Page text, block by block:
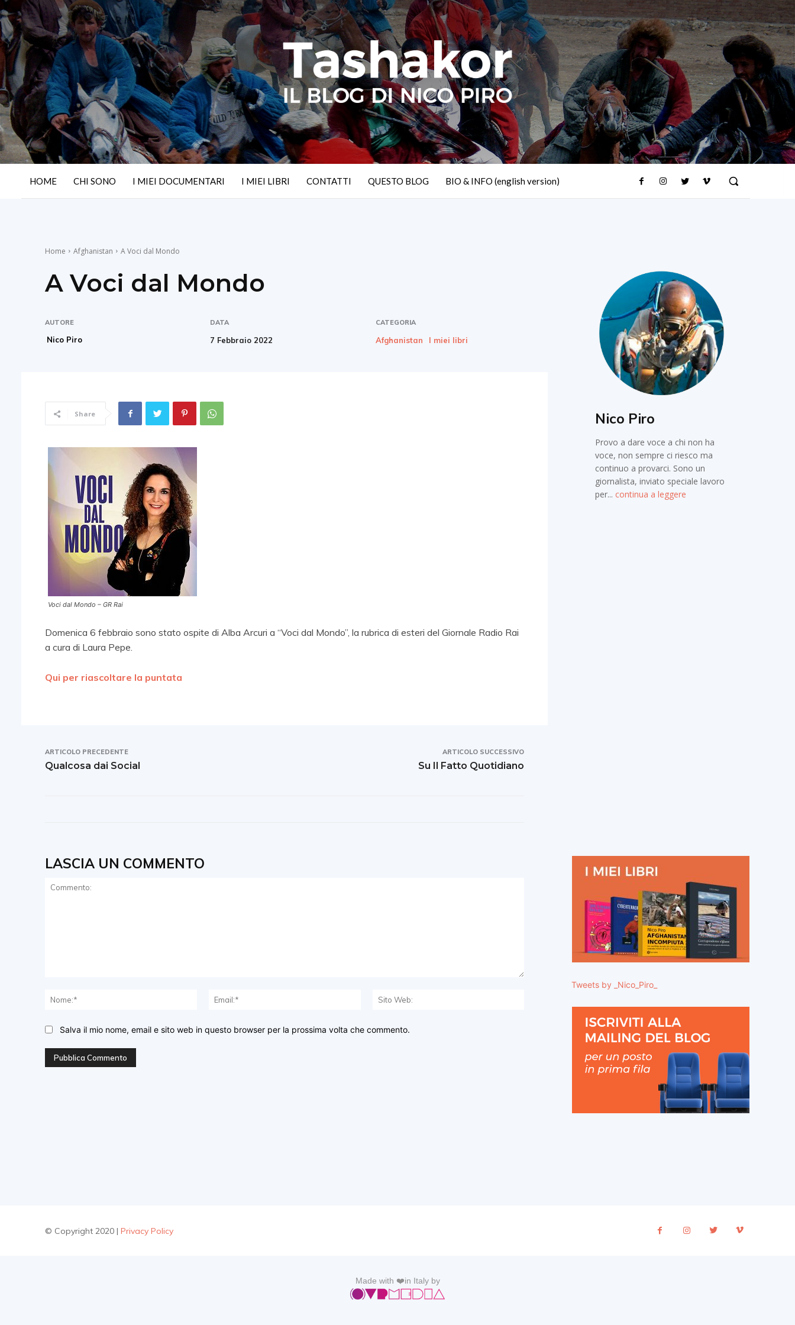
HOME CHI SONO I MIEI DOCUMENTARI I MIEI LIBRI CONTATTI QUESTO BLOG BIO & INFO (english version)
Home Afghanistan A Voci dal Mondo
A Voci dal Mondo
AUTORE
Nico Piro
DATA
7 Febbraio 2022
CATEGORIA
Afghanistan I miei libri
Share
Voci dal Mondo – GR Rai
Domenica 6 febbraio sono stato ospite di Alba Arcuri a “Voci dal Mondo”, la rubrica di esteri del Giornale Radio Rai
a cura di Laura Pepe.
Qui per riascoltare la puntata
ARTICOLO PRECEDENTE
Qualcosa dai Social
ARTICOLO SUCCESSIVO
Su Il Fatto Quotidiano
LASCIA UN COMMENTO
Nome:*
Email:*
Salva il mio nome, email e sito web in questo browser per la prossima volta che commento.
Nico Piro
Provo a dare voce a chi non ha
voce, non sempre ci riesco ma
continuo a provarci. Sono un
giornalista, inviato speciale lavoro
per... continua a leggere
Tweets by _Nico_Piro_
© Copyright 2020 | Privacy Policy
Made with ❤️in Italy by